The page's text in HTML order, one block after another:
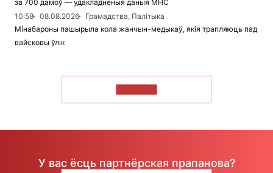
за 700 дамоў — удакладненыя даныя МНС
10:58
08.08.2026
Грамадства, Палітыка
Мінабароны пашырыла кола жанчын-медыкаў, якія трапляюць пад
вайсковы ўлік
У вас ёсць партнёрская прапанова?